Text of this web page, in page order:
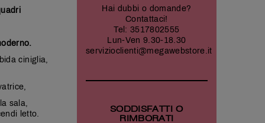
ciniglia,
sala,
letto.
Hai dubbi o domande?
Contattaci!
Tel: 3517802555
Lun-Ven 9.30-18.30
servizioclienti@megawebstore.it
SODDISFATTI O
RIMBORATI